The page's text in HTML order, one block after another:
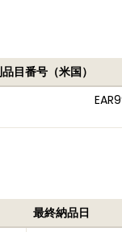
目番号（米国）
最終納品日